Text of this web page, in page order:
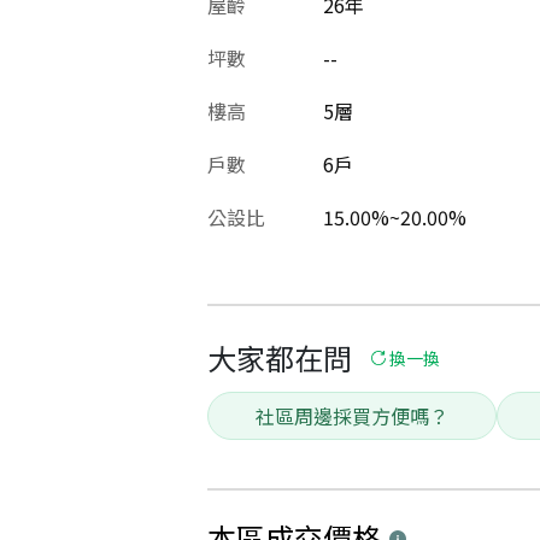
坪數
--
樓高
5層
戶數
6戶
公設比
15.00%~20.00%
大家都在問 換一換
社區周邊採買方便嗎？